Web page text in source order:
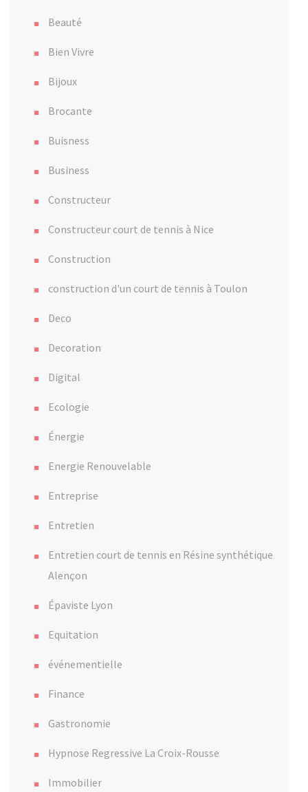
Beauté
Bien Vivre
Bijoux
Brocante
Buisness
Business
Constructeur
Constructeur court de tennis à Nice
Construction
construction d'un court de tennis à Toulon
Deco
Decoration
Digital
Ecologie
Énergie
Energie Renouvelable
Entreprise
Entretien
Entretien court de tennis en Résine synthétique
Alençon
Épaviste Lyon
Equitation
événementielle
Finance
Gastronomie
Hypnose Regressive La Croix-Rousse
Immobilier